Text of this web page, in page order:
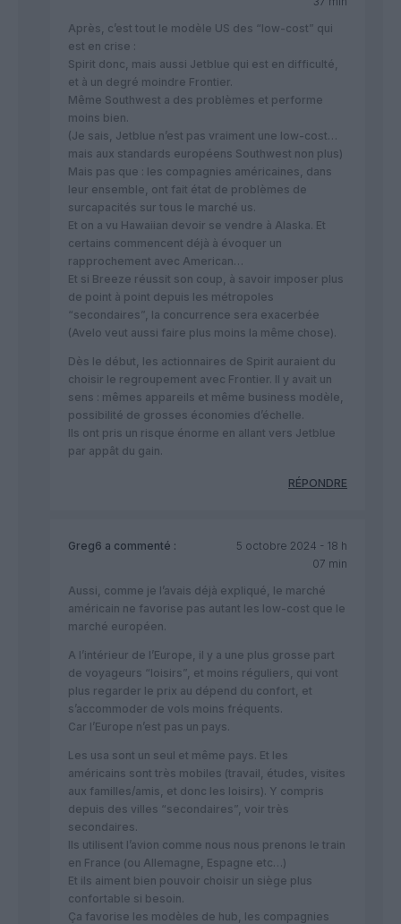
Après, c’est tout le modèle US des “low-cost” qui
est en crise :
Spirit donc, mais aussi Jetblue qui est en difficulté,
et à un degré moindre Frontier.
Même Southwest a des problèmes et performe
moins bien.
(Je sais, Jetblue n’est pas vraiment une low-cost…
mais aux standards européens Southwest non plus)
Mais pas que : les compagnies américaines, dans
leur ensemble, ont fait état de problèmes de
surcapacités sur tous le marché us.
Et on a vu Hawaiian devoir se vendre à Alaska. Et
certains commencent déjà à évoquer un
rapprochement avec American…
Et si Breeze réussit son coup, à savoir imposer plus
de point à point depuis les métropoles
“secondaires”, la concurrence sera exacerbée
(Avelo veut aussi faire plus moins la même chose).
Dès le début, les actionnaires de Spirit auraient du
choisir le regroupement avec Frontier. Il y avait un
sens : mêmes appareils et même business modèle,
possibilité de grosses économies d’échelle.
Ils ont pris un risque énorme en allant vers Jetblue
par appât du gain.
RÉPONDRE
Greg6 a commenté :
5 octobre 2024 - 18 h
07 min
Aussi, comme je l’avais déjà expliqué, le marché
américain ne favorise pas autant les low-cost que le
marché européen.
A l’intérieur de l’Europe, il y a une plus grosse part
de voyageurs “loisirs”, et moins réguliers, qui vont
plus regarder le prix au dépend du confort, et
s’accommoder de vols moins fréquents.
Car l’Europe n’est pas un pays.
Les usa sont un seul et même pays. Et les
américains sont très mobiles (travail, études, visites
aux familles/amis, et donc les loisirs). Y compris
depuis des villes “secondaires”, voir très
secondaires.
Ils utilisent l’avion comme nous nous prenons le train
en France (ou Allemagne, Espagne etc…)
Et ils aiment bien pouvoir choisir un siège plus
confortable si besoin.
Ça favorise les modèles de hub, les compagnies